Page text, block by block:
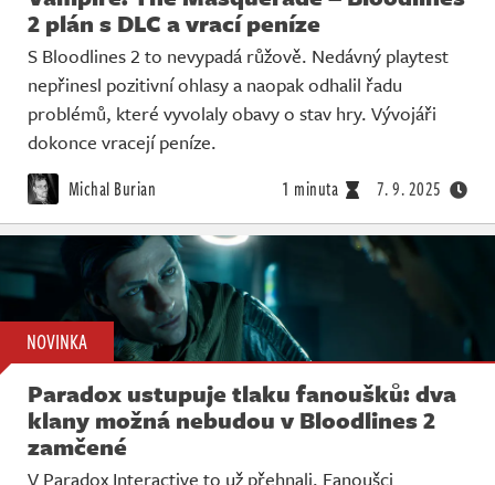
2 plán s DLC a vrací peníze
S Bloodlines 2 to nevypadá růžově. Nedávný playtest
nepřinesl pozitivní ohlasy a naopak odhalil řadu
problémů, které vyvolaly obavy o stav hry. Vývojáři
dokonce vracejí peníze.
Michal Burian 1 minuta 7. 9. 2025
NOVINKA
Paradox ustupuje tlaku fanoušků: dva
klany možná nebudou v Bloodlines 2
zamčené
V Paradox Interactive to už přehnali. Fanoušci